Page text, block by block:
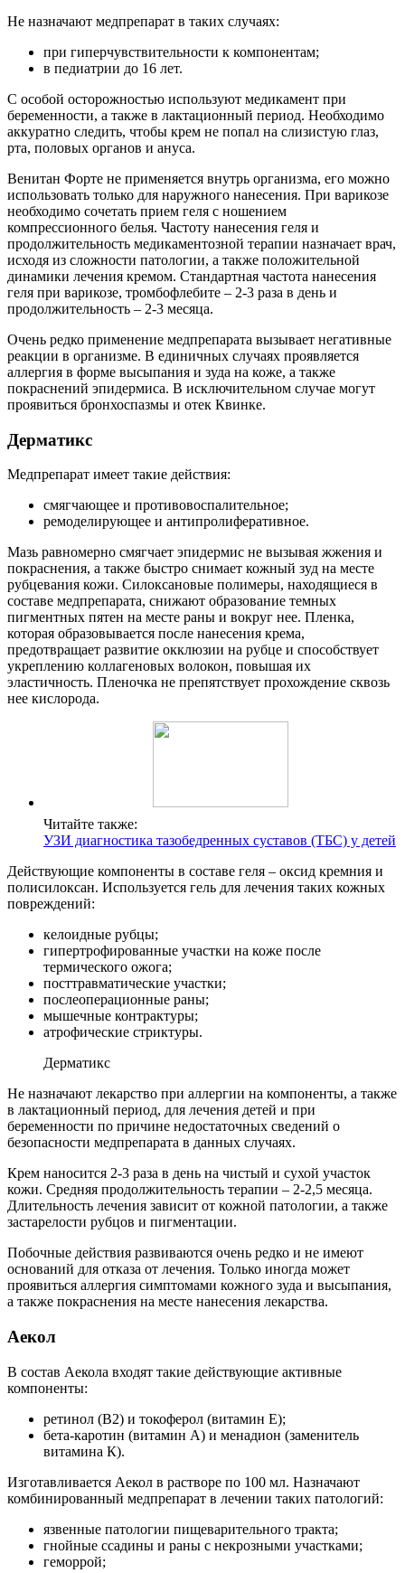
Не назначают медпрепарат в таких случаях:
при гиперчувствительности к компонентам;
в педиатрии до 16 лет.
С особой осторожностью используют медикамент при
беременности, а также в лактационный период. Необходимо
аккуратно следить, чтобы крем не попал на слизистую глаз,
рта, половых органов и ануса.
Венитан Форте не применяется внутрь организма, его можно
использовать только для наружного нанесения. При варикозе
необходимо сочетать прием геля с ношением
компрессионного белья. Частоту нанесения геля и
продолжительность медикаментозной терапии назначает врач,
исходя из сложности патологии, а также положительной
динамики лечения кремом. Стандартная частота нанесения
геля при варикозе, тромбофлебите – 2-3 раза в день и
продолжительность – 2-3 месяца.
Очень редко применение медпрепарата вызывает негативные
реакции в организме. В единичных случаях проявляется
аллергия в форме высыпания и зуда на коже, а также
покраснений эпидермиса. В исключительном случае могут
проявиться бронхоспазмы и отек Квинке.
Дерматикс
Медпрепарат имеет такие действия:
смягчающее и противовоспалительное;
ремоделирующее и антипролиферативное.
Мазь равномерно смягчает эпидермис не вызывая жжения и
покраснения, а также быстро снимает кожный зуд на месте
рубцевания кожи. Силоксановые полимеры, находящиеся в
составе медпрепарата, снижают образование темных
пигментных пятен на месте раны и вокруг нее. Пленка,
которая образовывается после нанесения крема,
предотвращает развитие окклюзии на рубце и способствует
укреплению коллагеновых волокон, повышая их
эластичность. Пленочка не препятствует прохождение сквозь
нее кислорода.
Читайте также:
УЗИ диагностика тазобедренных суставов (ТБС) у детей
Действующие компоненты в составе геля – оксид кремния и
полисилоксан. Используется гель для лечения таких кожных
повреждений:
келоидные рубцы;
гипертрофированные участки на коже после
термического ожога;
посттравматические участки;
послеоперационные раны;
мышечные контрактуры;
атрофические стриктуры.
Дерматикс
Не назначают лекарство при аллергии на компоненты, а также
в лактационный период, для лечения детей и при
беременности по причине недостаточных сведений о
безопасности медпрепарата в данных случаях.
Крем наносится 2-3 раза в день на чистый и сухой участок
кожи. Средняя продолжительность терапии – 2-2,5 месяца.
Длительность лечения зависит от кожной патологии, а также
застарелости рубцов и пигментации.
Побочные действия развиваются очень редко и не имеют
оснований для отказа от лечения. Только иногда может
проявиться аллергия симптомами кожного зуда и высыпания,
а также покраснения на месте нанесения лекарства.
Аекол
В состав Аекола входят такие действующие активные
компоненты:
ретинол (В2) и токоферол (витамин Е);
бета-каротин (витамин А) и менадион (заменитель
витамина К).
Изготавливается Аекол в растворе по 100 мл. Назначают
комбинированный медпрепарат в лечении таких патологий:
язвенные патологии пищеварительного тракта;
гнойные ссадины и раны с некрозными участками;
геморрой;